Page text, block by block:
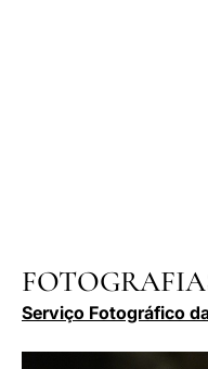
Serviço Fotográfico